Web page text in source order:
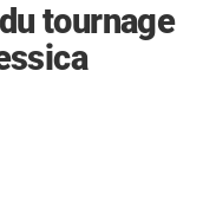
tournage